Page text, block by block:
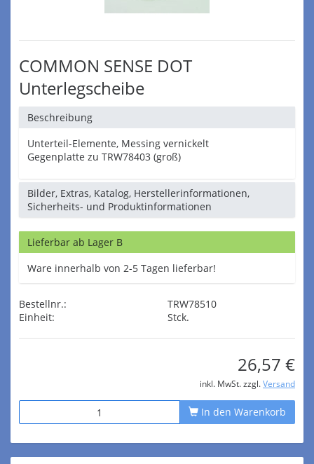
COMMON SENSE DOT
Unterlegscheibe
Beschreibung
Unterteil-Elemente, Messing vernickelt
Gegenplatte zu TRW78403 (groß)
Bilder, Extras, Katalog, Herstellerinformationen,
Sicherheits- und Produktinformationen
Lieferbar ab Lager B
Ware innerhalb von 2-5 Tagen lieferbar!
Bestellnr.:
TRW78510
Einheit:
Stck.
26,57 €
inkl. MwSt. zzgl. Versand
In den Warenkorb